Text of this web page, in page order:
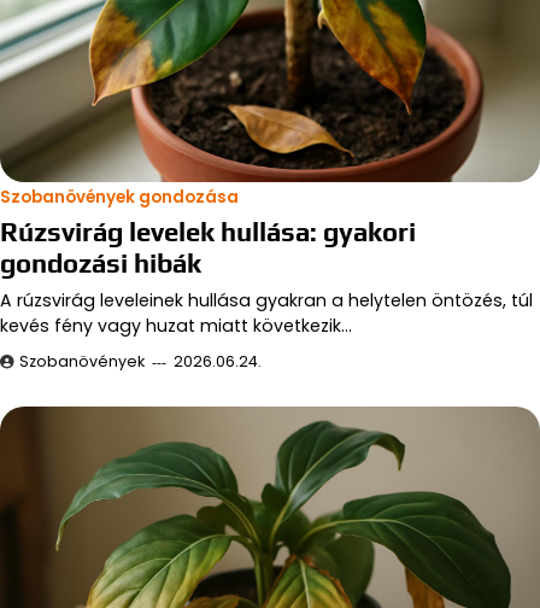
Szobanövények gondozása
Rúzsvirág levelek hullása: gyakori
gondozási hibák
A rúzsvirág leveleinek hullása gyakran a helytelen öntözés, túl
kevés fény vagy huzat miatt következik…
Szobanövények 2026.06.24.